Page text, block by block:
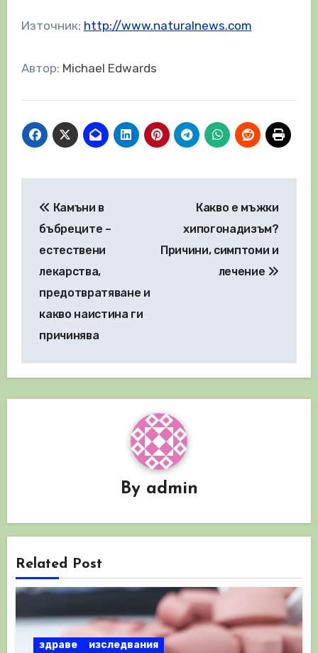
Източник: http://www.naturalnews.com
Автор: Michael Edwards
Камъни в
бъбреците –
естествени
лекарства,
предотвратяване и
какво наистина ги
причинява
Какво е мъжки
хипогонадизъм?
Причини, симптоми и
лечение
By admin
Related Post
здраве изследвания